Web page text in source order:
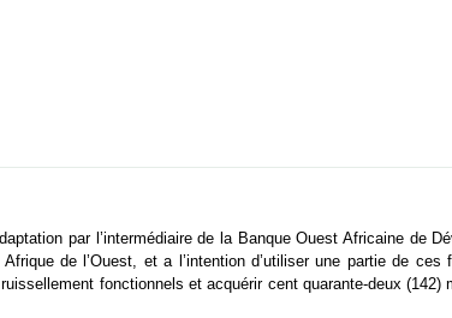
par l’intermédiaire de la Banque Ouest Africaine de
de l’Ouest, et a l’intention d’utiliser une partie de
fonctionnels et acquérir cent quarante-deux